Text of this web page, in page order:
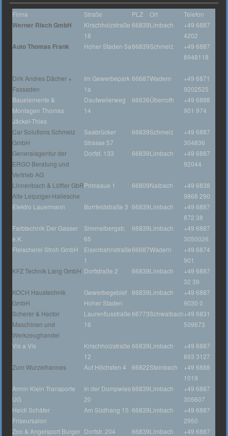
Firma Straße PLZ Ort Telefon
Werner Risch GmbH
Kirschholzstraße
18
66839Limbach
+49 6887
4202
Auto Thomas Frank Hoher Staden 5a66839Schmelz
+49 6887
8948118
Dirk Andres Dächer +
Fassaden
Im Gewerbepark
1a
66687Wadern
+49 6871
9202525
Bauelemente &
Montagen Thomas
Jäckel-Thies
Dautweilerweg
14
66636Überroth
+49 6888
901 974
Car Solutions Schmelz
GmbH
Saabrücker
Strasse 57
66839Schmelz
+49 6887
304836
Generalagentur der
ERGO Beratung und
Vertrieb AG
Dorfst. 133 66839Limbach
+49 6887
92044
Linnenbach & Löffler GbR
Alte Leipziger-Hallesche
Primsaue 1 66809Nalbach
+49 6838
9868 290
Elektro Lauermann
Borrfeldstraße 3 66839Limbach
+49 6887
872 38
Farbtechnik Der Gasser
e.K.
Simmelbergstr.
65
66839Limbach
+49 6887
3050026
Fleischerei Stroh GmbH
Eisenbahnstraße
1
66687Wadern
+49 6874
901
KFZ Technik Lang GmbH Dorfstraße 2 66839Limbach
+49 6887
32 39
KOCH Haustechnik
GmbH
Gewerbegebiet
Hoher Staden
66839Limbach
+49 6887
9030 0
Scherer & Hector
Maschinen und
Werkzeughandel
Laurentiusstraße
16
66773Schwalbach+49 6831
509673
Vis a Vis
Kirschholzstraße
12
66839Limbach
+49 6887
893 3127
Zum Wurzelhannes
Auf Höchsten 4 66822Steinbach
+49 6888
1019
Armin Klein Transporte
UG
In der Dumpwies
20
66839Limbach
+49 6887
305607
Heidi Schäfer
Friseursalon
Am Südhang 15 66839Limbach
+49 6887
2950
Zoo & Angelsport Burger Dorfstr. 204 66839Limbach
+49 6887